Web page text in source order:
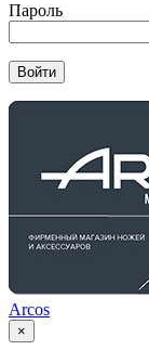
Пароль
Войти
Arcos
×